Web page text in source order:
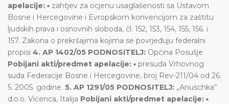
apelacije: ▪ zahtjev za ocjenu usaglašenosti sa Ustavom
Bosne i Hercegovine i Evropskom konvencijom za zaštitu
ljudskih prava i osnovnih sloboda, čl. 152, 153, 154, 155, 156. i
157. Zakona o prekršajima kojima se povrjeđuju federalni
propisi 4. AP 1402/05 PODNOSITELJ: Općina Posušje
Pobijani akti/predmet apelacije: ▪ presuda Vrhovnog
suda Federacije Bosne i Hercegovine, broj Rev-211/04 od 26.
5. 2005. godine. 5. AP 1291/05 PODNOSITELJ: „Anuschka“
d.o.o. Vićenca, Italija Pobijani akti/predmet apelacije: ▪